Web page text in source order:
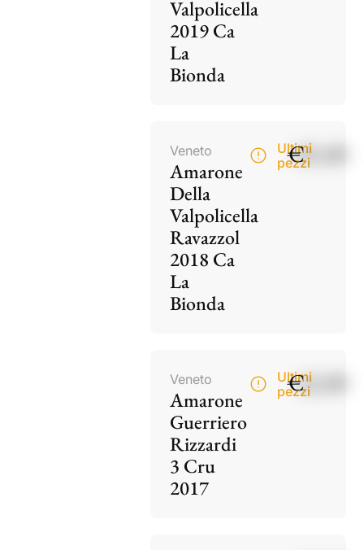
Valpolicella
2019 Ca
La
Bionda
Veneto
Amarone
Della
Valpolicella
Ravazzol
2018 Ca
La
Bionda
Ultimi
pezzi
€85,00
Veneto
Amarone
Guerriero
Rizzardi
3 Cru
2017
Ultimi
pezzi
€42,00